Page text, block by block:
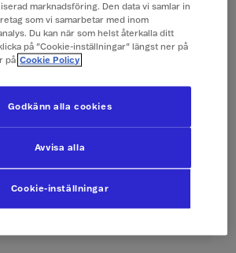
149 kr/dygn (0,1 GB)
(Surfpass)
marknadsföring. Den data vi samlar in
som vi samarbetar med inom
Du kan när som helst återkalla ditt
på ”Cookie-inställningar” längst ner på
på Cookie Policy
Cookie-inställningar
Avvisa alla
Godkänn alla cookies